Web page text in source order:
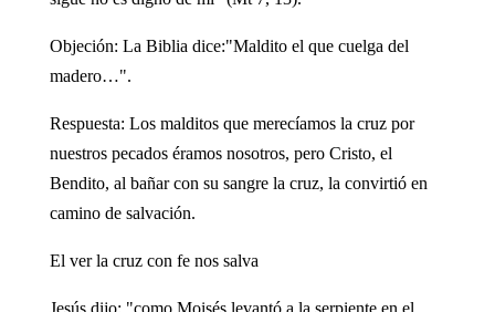
Objeción: La Biblia dice:"Maldito el que cuelga del
madero…".
Respuesta: Los malditos que merecíamos la cruz por
nuestros pecados éramos nosotros, pero Cristo, el
Bendito, al bañar con su sangre la cruz, la convirtió en
camino de salvación.
El ver la cruz con fe nos salva
Jesús dijo: "como Moisés levantó a la serpiente en el